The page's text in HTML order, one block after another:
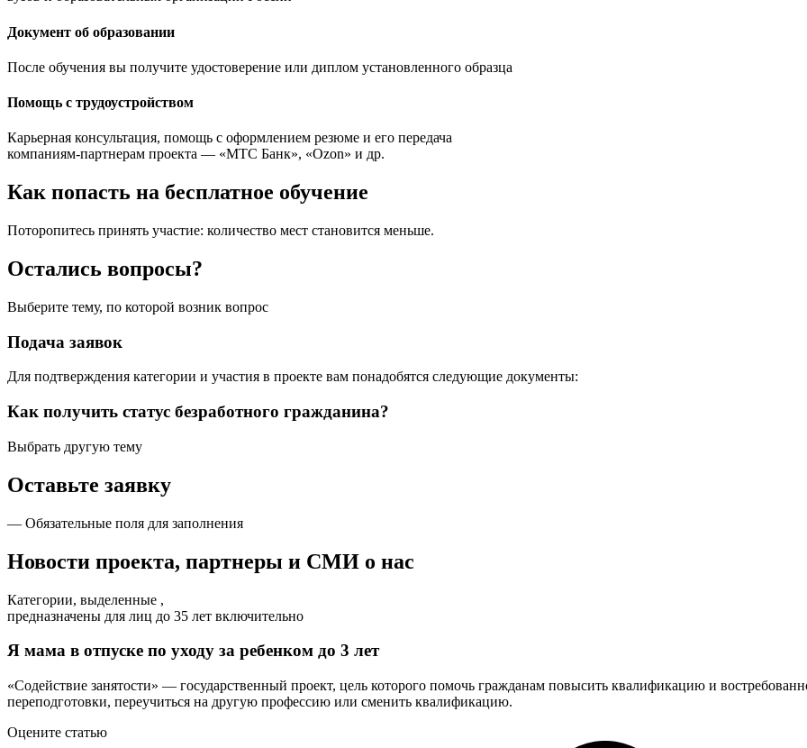
Документ об образовании
После обучения вы получите удостоверение или диплом установленного образца
Помощь с трудоустройством
Карьерная консультация, помощь с оформлением резюме и его передача
компаниям-партнерам проекта — «МТС Банк», «Ozon» и др.
Как попасть на бесплатное обучение
Поторопитесь принять участие: количество мест становится меньше.
Остались вопросы?
Выберите тему, по которой возник вопрос
Подача заявок
Для подтверждения категории и участия в проекте вам понадобятся следующие документы:
Как получить статус безработного гражданина?
Выбрать другую тему
Оставьте заявку
— Обязательные поля для заполнения
Новости проекта, партнеры и СМИ о нас
Категории, выделенные ,
предназначены для лиц до 35 лет включительно
Я мама в отпуске по уходу за ребенком до 3 лет
«Содействие занятости» — государственный проект, цель которого помочь гражданам повысить квалификацию и
переподготовки, переучиться на другую профессию или сменить квалификацию.
Оцените статью